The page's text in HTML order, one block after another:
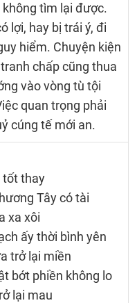
tìm lại được.
lợi, hay bị trái ý, đi
hiểm. Chuyện kiện
chấp cũng thua
vào vòng tù tội
quan trọng phải
cúng tế mới an.
tốt thay
Tây có tài
xa xôi
ấy thời bình yên
trở lại miền
bớt phiền không lo
lại mau